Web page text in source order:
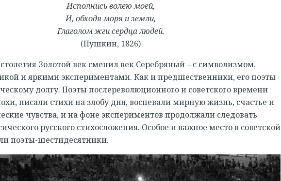
Исполнись волею моей,
И, обходя моря и земли,
Глаголом жги сердца людей.
(Пушкин, 1826)
Золотой век сменил век Серебряный – с символизмом,
и яркими экспериментами. Как и предшественники, его поэты
долгу. Поэты послереволюционного и советского времени
писали стихи на злобу дня, воспевали мирную жизнь, счастье и
чувства, и на фоне экспериментов продолжали следовать
русского стихосложения. Особое и важное место в советской
поэты-шестидесятники.